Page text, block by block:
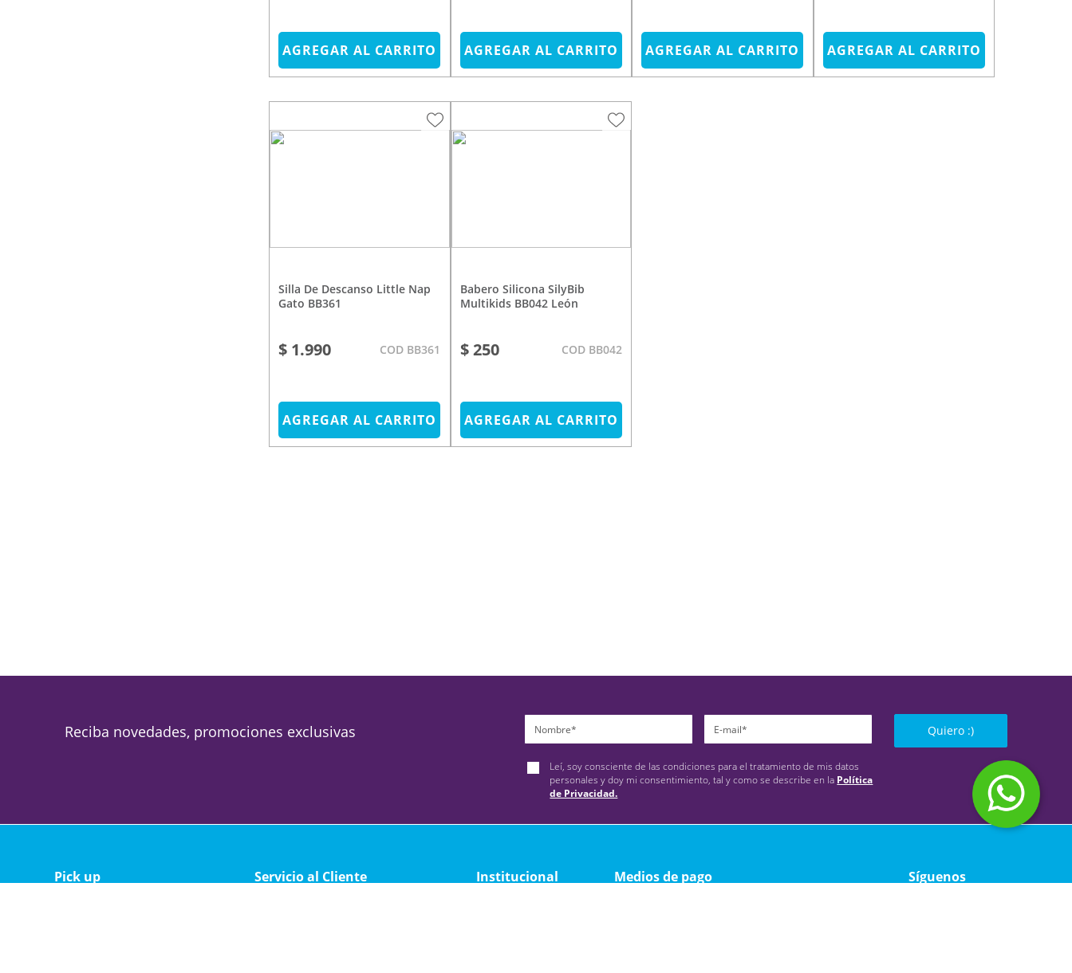
AGREGAR AL CARRITO AGREGAR AL CARRITO AGREGAR AL CARRITO AGREGAR AL CARRITO
Silla De Descanso Little Nap
Gato BB361
$ 1.990 COD BB361
AGREGAR AL CARRITO
Babero Silicona SilyBib
Multikids BB042 León
$ 250 COD BB042
AGREGAR AL CARRITO
Reciba novedades, promociones exclusivas Quiero :)
Leí, soy consciente de las condiciones para el tratamiento de mis datos
personales y doy mi consentimiento, tal y como se describe en la Política
de Privacidad.
Pick up Servicio al Cliente Institucional Medios de pago Síguenos